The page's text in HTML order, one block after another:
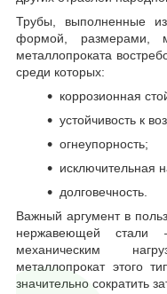
Трубы, выполненные
формой, размерами,
металлопроката
среди которых:
коррозионная
устойчивость к
огнеупорность;
исключительная
долговечность.
Важный аргумент в
нержавеющей стали
механическим
металлопрокат этого
значительно сократить